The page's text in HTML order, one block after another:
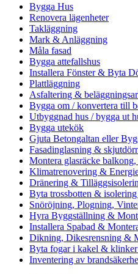
Bygga Hus
Renovera lägenheter
Takläggning
Mark & Anläggning
Måla fasad
Bygga attefallshus
Installera Fönster & Byta
Plattläggning
Asfaltering &
Bygga om / konvertera till
Utbyggnad hus / bygga ut
Bygga utekök
Gjuta Betongaltan eller
Fasadinglasning &
Montera glasräcke balkong,
Klimatrenovering &
Dränering &
Byta trossbotten &
Snöröjning, Plogning,
Hyra Byggställning &
Installera Spabad &
Dikning, Dikesrensning &
Byta fogar i kakel &
Inventering av